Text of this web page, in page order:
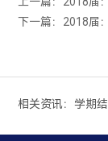
下一篇：2018届
相关资讯：
三年规划，从今天开始：致2026级新生家庭的一封“成长邀请函”